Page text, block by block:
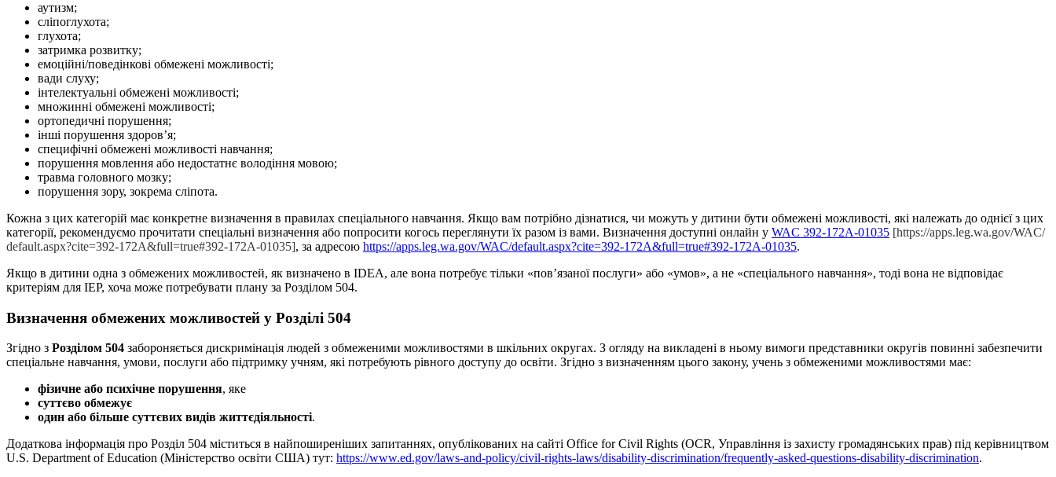
аутизм;
сліпоглухота;
глухота;
затримка розвитку;
емоційні/поведінкові обмежені можливості;
вади слуху;
інтелектуальні обмежені можливості;
множинні обмежені можливості;
ортопедичні порушення;
інші порушення здоров’я;
специфічні обмежені можливості навчання;
порушення мовлення або недостатнє володіння мовою;
травма головного мозку;
порушення зору, зокрема сліпота.
Кожна з цих категорій має конкретне визначення в правилах спеціального навчання. Якщо вам потрібно дізнатися, чи можуть у дитини бути обмежені можливості, які належать до однієї з цих
категорії, рекомендуємо прочитати спеціальні визначення або попросити когось переглянути їх разом із вами. Визначення доступні онлайн у WAC 392-172A-01035 [https://apps.leg.wa.gov/WAC/
default.aspx?cite=392-172A&full=true#392-172A-01035], за адресою https://apps.leg.wa.gov/WAC/default.aspx?cite=392-172A&full=true#392-172A-01035.
Якщо в дитини одна з обмежених можливостей, як визначено в IDEA, але вона потребує тільки «пов’язаної послуги» або «умов», а не «спеціального навчання», тоді вона не відповідає
критеріям для IEP, хоча може потребувати плану за Розділом 504.
Визначення обмежених можливостей у Розділі 504
Згідно з Розділом 504 забороняється дискримінація людей з обмеженими можливостями в шкільних округах. З огляду на викладені в ньому вимоги представники округів повинні забезпечити
спеціальне навчання, умови, послуги або підтримку учням, які потребують рівного доступу до освіти. Згідно з визначенням цього закону, учень з обмеженими можливостями має:
фізичне або психічне порушення, яке
суттєво обмежує
один або більше суттєвих видів життєдіяльності.
Додаткова інформація про Розділ 504 міститься в найпоширеніших запитаннях, опублікованих на сайті Office for Civil Rights (OCR, Управління із захисту громадянських прав) під керівництвом
U.S. Department of Education (Міністерство освіти США) тут: https://www.ed.gov/laws-and-policy/civil-rights-laws/disability-discrimination/frequently-asked-questions-disability-discrimination.